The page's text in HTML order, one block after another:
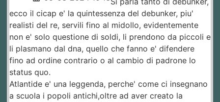
ecco il cicap e' la quintessenza del debunker, piu'
realisti del re, servili fino al midollo, evidentemente
non e' solo questione di soldi, li prendono da piccoli e
li plasmano dal dna, quello che fanno e' difendere
fino ad ordine contrario o al cambio di padrone lo
status quo.
Atlantide e' una leggenda, perche' come ci insegnano
a scuola i popoli antichi,oltre ad aver creato la